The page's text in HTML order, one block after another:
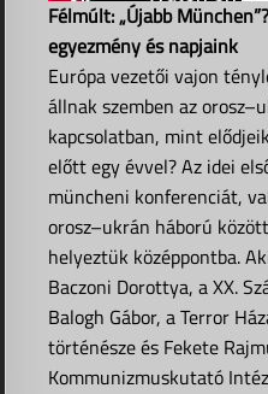
Félmúlt: „Újabb
egyezmény és napjaink
Európa vezetői vajon
állnak szemben az
kapcsolatban, mint
előtt egy évvel? Az idei
müncheni konferenciát,
orosz–ukrán háború
helyeztük középpontba.
Baczoni Dorottya, a XX.
Balogh Gábor, a Terror
történésze és Fekete
Kommunizmuskutató